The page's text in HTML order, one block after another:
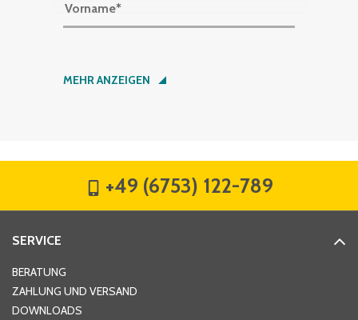
Vorname*
Nachname*
Hausnummer
MEHR ANZEIGEN
+49 (6753) 122-789
SERVICE
BERATUNG
ZAHLUNG UND VERSAND
DOWNLOADS